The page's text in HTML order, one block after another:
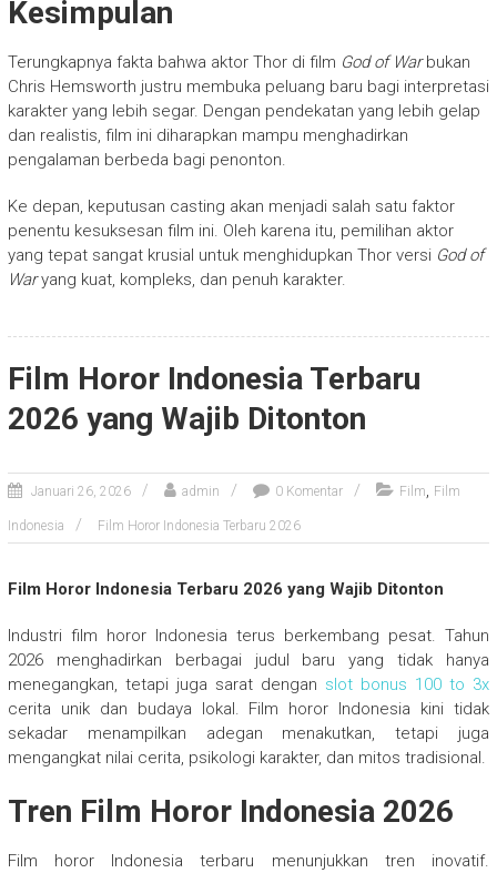
Kesimpulan
Terungkapnya fakta bahwa aktor Thor di film God of Warbukan
Chris Hemsworth justru membuka peluang baru bagi interpretasi
karakter yang lebih segar. Dengan pendekatan yang lebih gelap
dan realistis, film ini diharapkan mampu menghadirkan
pengalaman berbeda bagi penonton.
Ke depan, keputusan casting akan menjadi salah satu faktor
penentu kesuksesan film ini. Oleh karena itu, pemilihan aktor
yang tepat sangat krusial untuk menghidupkan Thor versi God of
Waryang kuat, kompleks, dan penuh karakter.
Film Horor Indonesia Terbaru
2026 yang Wajib Ditonton
Januari 26, 2026 admin 0 Komentar Film, Film
Indonesia Film Horor Indonesia Terbaru 2026
Film Horor Indonesia Terbaru 2026 yang Wajib Ditonton
Industri film horor Indonesia terus berkembang pesat. Tahun
2026 menghadirkan berbagai judul baru yang tidak hanya
menegangkan, tetapi juga sarat dengan slot bonus 100 to 3x
cerita unik dan budaya lokal. Film horor Indonesia kini tidak
sekadar menampilkan adegan menakutkan, tetapi juga
mengangkat nilai cerita, psikologi karakter, dan mitos tradisional.
Tren Film Horor Indonesia 2026
Film horor Indonesia terbaru menunjukkan tren inovatif.